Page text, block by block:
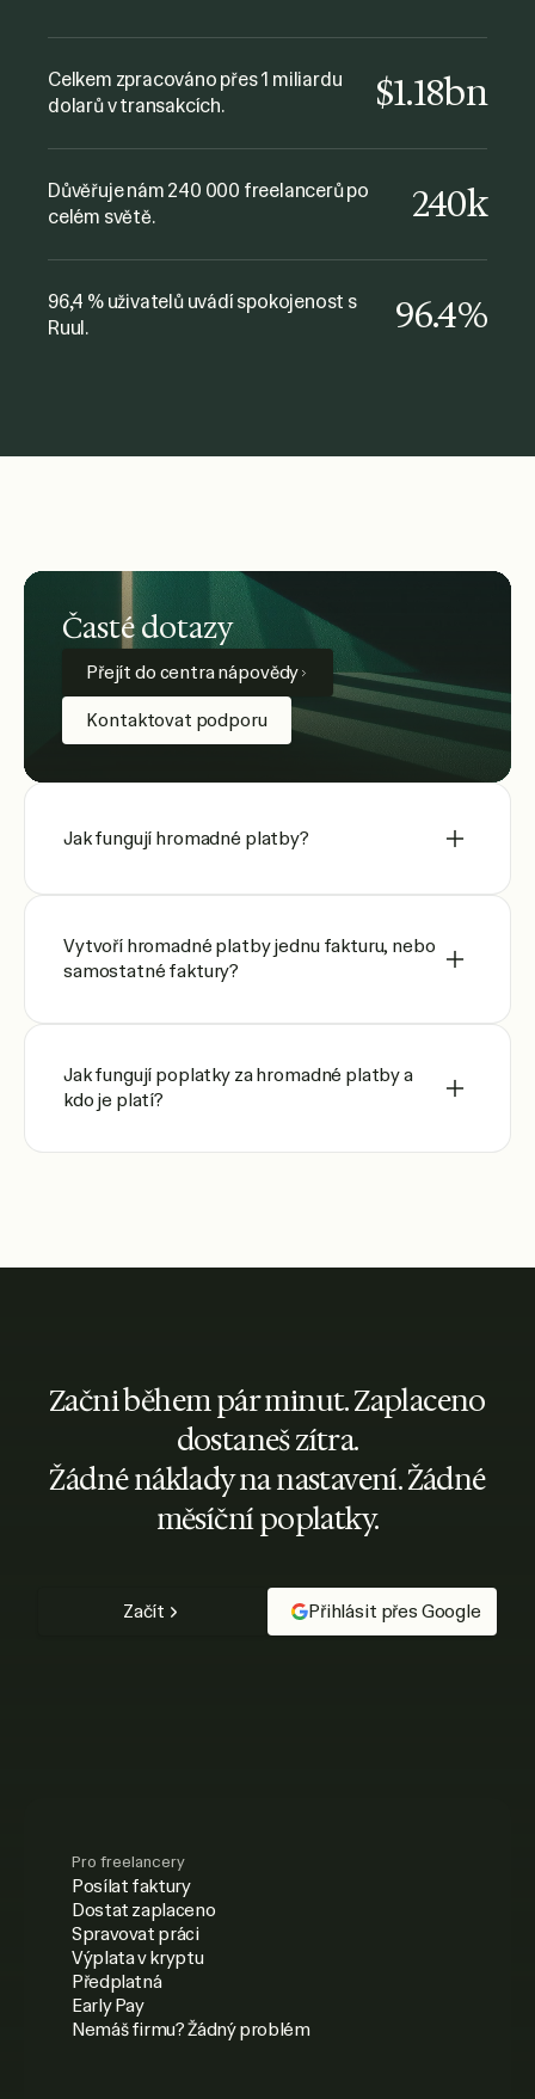
platit freelancerům, bylo to snadné a
nekomplikované. Skvělý servis a
podpora! Rozhodně to doporučuji!
Fabio Minuzzi
Celkem zpracováno přes 1 miliardu
dolarů v transakcích.
$1.18bn
Důvěřuje nám 240 000 freelancerů po
celém světě.
240k
96,4 % uživatelů uvádí spokojenost s
Ruul.
96.4%
Časté dotazy
Přejít do centra nápovědy
Kontaktovat podporu
Jak fungují hromadné platby?
Vytvoří hromadné platby jednu fakturu, nebo
samostatné faktury?
Jak fungují poplatky za hromadné platby a
kdo je platí?
Začni během pár minut. Zaplaceno
dostaneš zítra.
Žádné náklady na nastavení. Žádné
měsíční poplatky.
Začít Přihlásit přes Google
Pro freelancery
Posílat faktury
Dostat zaplaceno
Spravovat práci
Výplata v kryptu
Předplatná
Early Pay
Nemáš firmu? Žádný problém